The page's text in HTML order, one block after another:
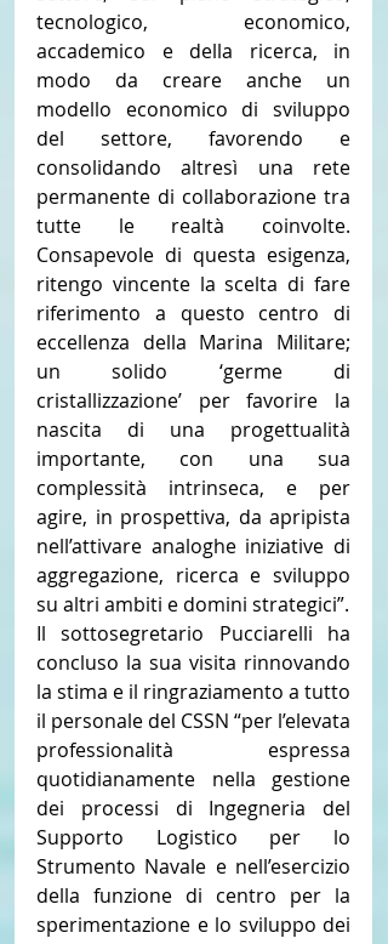
tecnologico, economico,
accademico e della ricerca, in
modo da creare anche un
modello economico di sviluppo
del settore, favorendo e
consolidando altresì una rete
permanente di collaborazione tra
tutte le realtà coinvolte.
Consapevole di questa esigenza,
ritengo vincente la scelta di fare
riferimento a questo centro di
eccellenza della Marina Militare;
un solido ‘germe di
cristallizzazione’ per favorire la
nascita di una progettualità
importante, con una sua
complessità intrinseca, e per
agire, in prospettiva, da apripista
nell’attivare analoghe iniziative di
aggregazione, ricerca e sviluppo
su altri ambiti e domini strategici”.
Il sottosegretario Pucciarelli ha
concluso la sua visita rinnovando
la stima e il ringraziamento a tutto
il personale del CSSN “per l’elevata
professionalità espressa
quotidianamente nella gestione
dei processi di Ingegneria del
Supporto Logistico per lo
Strumento Navale e nell’esercizio
della funzione di centro per la
sperimentazione e lo sviluppo dei